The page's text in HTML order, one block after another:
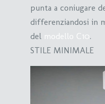
punta a coniugare
differenziandosi in
del modello C10.
STILE MINIMALE